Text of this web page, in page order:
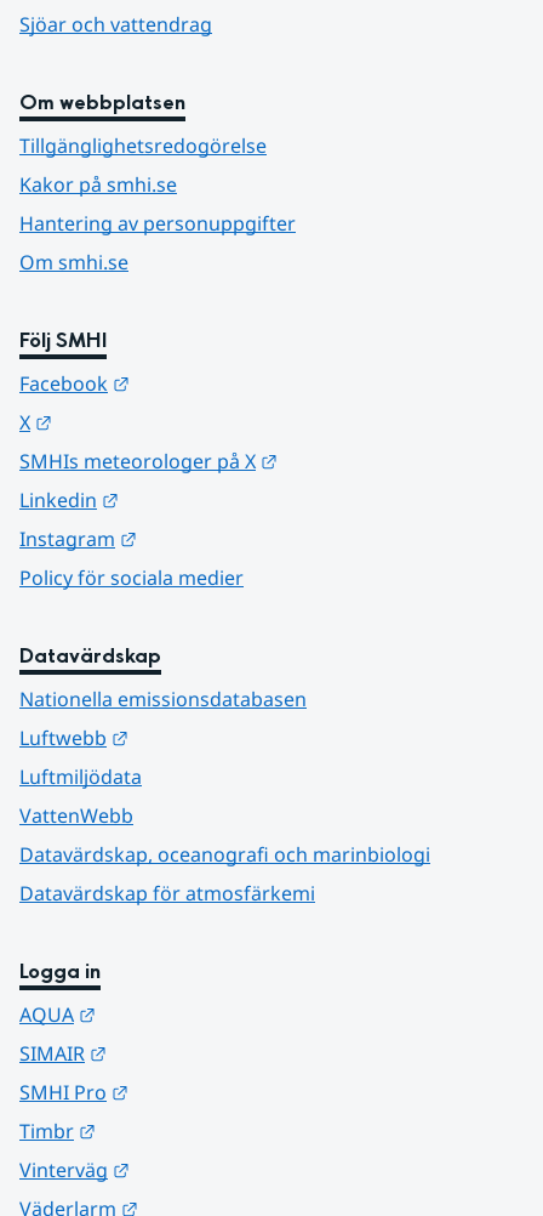
Sjöar och vattendrag
Om webbplatsen
Tillgänglighetsredogörelse
Kakor på smhi.se
Hantering av personuppgifter
Om smhi.se
Följ SMHI
Facebook
X
SMHIs meteorologer på X
Linkedin
Instagram
Policy för sociala medier
Datavärdskap
Nationella emissionsdatabasen
Luftwebb
Luftmiljödata
VattenWebb
Datavärdskap, oceanografi och marinbiologi
Datavärdskap för atmosfärkemi
Logga in
AQUA
SIMAIR
SMHI Pro
Timbr
Vinterväg
Väderlarm